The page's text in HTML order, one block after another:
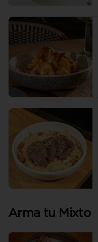
Arma tu Mixto